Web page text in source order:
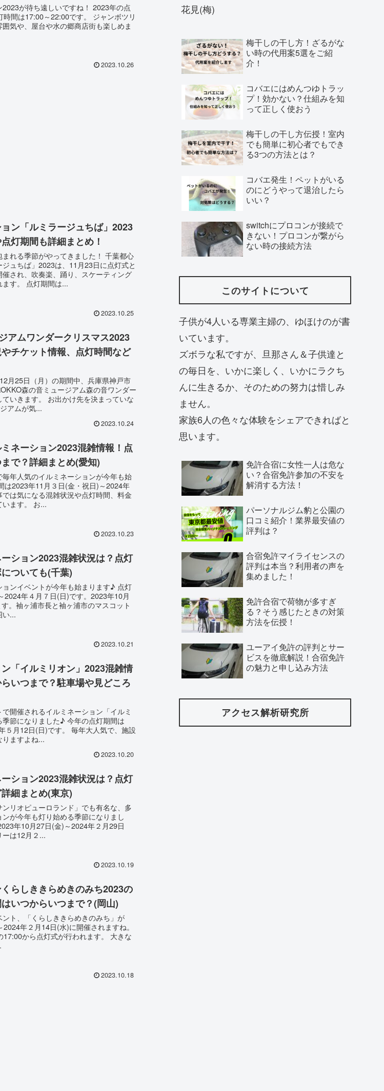
が待ち遠しいですね！ 2023年の点
間は17:00～22:00です。 ジャンボツリ
気や、屋台や水の郷商店街も楽しめま
2023.10.26
ン「ルミラージュちば」2023
灯期間も詳細まとめ！
れる季節がやってきました！ 千葉都心
ュちば」2023は、11月23日に点灯式と
され、吹奏楽、踊り、スケーティング
す。 点灯期間は...
2023.10.25
アムワンダークリスマス2023
チケット情報、点灯時間など
月25日（月）の期間中、兵庫県神戸市
森の音ミュージアム森の音ワンダー
いきます。 お出かけ先を決まっていな
アムが気...
2023.10.24
ネーション2023混雑情報！点
で？詳細まとめ(愛知)
年人気のイルミネーションが今年も始
は2023年11月３日(金・祝日)～2024年
は気になる混雑状況や点灯時間、料金
ます。 お...
2023.10.23
ション2023混雑状況は？点灯
ついても(千葉)
ンイベントが今年も始まります♪ 点灯
年４月７日(日)です。2023年10月
。袖ヶ浦市長と袖ヶ浦市のマスコット
い...
2023.10.21
「イルミリオン」2023混雑情
いつまで？駐車場や見どころ
開催されるイルミネーション「イルミ
節になりました♪ 今年の点灯期間は
５月12日(日)です。 毎年大人気で、施設
ますよね...
2023.10.20
ション2023混雑状況は？点灯
細まとめ(東京)
リオピューロランド」でも有名な、多
が今年も灯り始める季節になりまし
年10月27日(金)～2024年２月29日
は12月２...
2023.10.19
らしききらめきのみち2023の
いつからいつまで？(岡山)
ト、「くらしききらめきのみち」が
年２月14日(水)に開催されますね。
から点灯式が行われます。 大きな
2023.10.18
花見(梅)
梅干しの干し方！ざるがな
い時の代用案5選をご紹
介！
コバエにはめんつゆトラッ
プ！効かない？仕組みを知
って正しく使おう
梅干しの干し方伝授！室内
でも簡単に初心者でもでき
る3つの方法とは？
コバエ発生！ペットがいる
のにどうやって退治したら
いい？
switchにプロコンが接続で
きない！プロコンが繋がら
ない時の接続方法
このサイトについて
子供が4人いる専業主婦の、ゆほけのが書
いています。
ズボラな私ですが、旦那さん＆子供達と
の毎日を、いかに楽しく、いかにラクち
んに生きるか、そのための努力は惜しみ
ません。
家族6人の色々な体験をシェアできればと
思います。
免許合宿に女性一人は危な
い？合宿免許参加の不安を
解消する方法！
パーソナルジム豹と公園の
口コミ紹介！業界最安値の
評判は？
合宿免許マイライセンスの
評判は本当？利用者の声を
集めました！
免許合宿で荷物が多すぎ
る？そう感じたときの対策
方法を伝授！
ユーアイ免許の評判とサー
ビスを徹底解説！合宿免許
の魅力と申し込み方法
アクセス解析研究所